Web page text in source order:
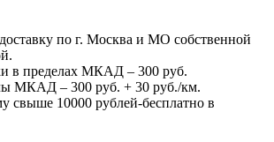
по г. Москва и МО собственной
в пределах МКАД – 300 руб.
МКАД – 300 руб. + 30 руб./км.
свыше 10000 рублей-бесплатно в